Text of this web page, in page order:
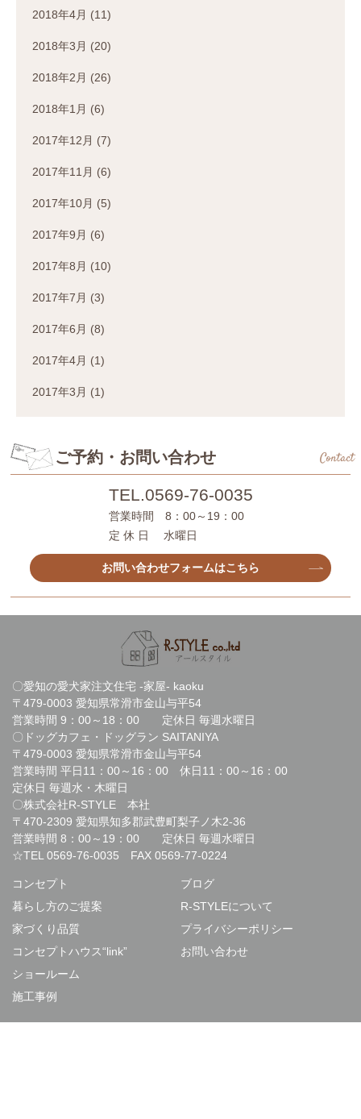
2018年4月 (11)
2018年3月 (20)
2018年2月 (26)
2018年1月 (6)
2017年12月 (7)
2017年11月 (6)
2017年10月 (5)
2017年9月 (6)
2017年8月 (10)
2017年7月 (3)
2017年6月 (8)
2017年4月 (1)
2017年3月 (1)
ご予約・お問い合わせ Contact
TEL.0569-76-0035
営業時間 8：00～19：00
定 休 日 水曜日
お問い合わせフォームはこちら
〇愛知の愛犬家注文住宅 -家屋- kaoku
〒479-0003 愛知県常滑市金山与平54
営業時間 9：00～18：00 定休日 毎週水曜日
〇ドッグカフェ・ドッグラン SAITANIYA
〒479-0003 愛知県常滑市金山与平54
営業時間 平日11：00～16：00 休日11：00～16：00
定休日 毎週水・木曜日
〇株式会社R-STYLE 本社
〒470-2309 愛知県知多郡武豊町梨子ノ木2-36
営業時間 8：00～19：00 定休日 毎週水曜日
☆TEL 0569-76-0035 FAX 0569-77-0224
コンセプト
暮らし方のご提案
家づくり品質
コンセプトハウス“link”
ショールーム
施工事例
ブログ
R-STYLEについて
プライバシーポリシー
お問い合わせ